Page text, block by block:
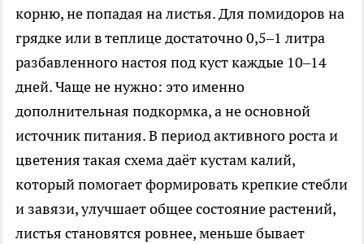
корню, не попадая на листья. Для помидоров на
грядке или в теплице достаточно 0,5–1 литра
разбавленного настоя под куст каждые 10–14
дней. Чаще не нужно: это именно
дополнительная подкормка, а не основной
источник питания. В период активного роста и
цветения такая схема даёт кустам калий,
который помогает формировать крепкие стебли
и завязи, улучшает общее состояние растений,
листья становятся ровнее, меньше бывает